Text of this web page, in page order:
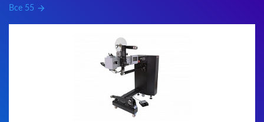
Все 55 arrow_forward